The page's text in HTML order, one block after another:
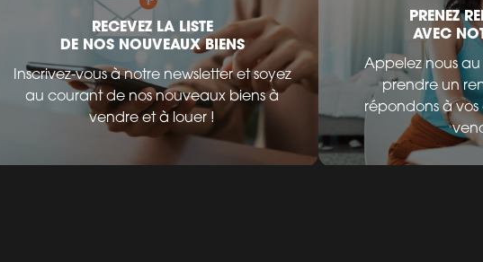
RECEVEZ LA LISTE
DE NOS NOUVEAUX BIENS
Inscrivez-vous à notre newsletter et soyez
au courant de nos nouveaux biens à
vendre et à louer !
PRENEZ
AVEC
Appelez nous
prendre un
répondons à